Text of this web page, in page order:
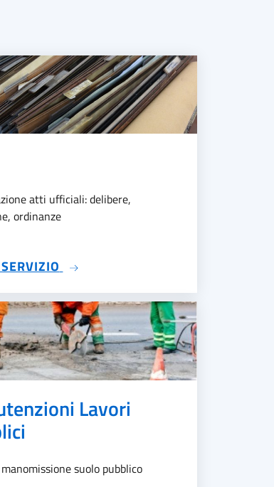
atti ufficiali: delibere,
ordinanze
SU ATTI
Lavori
suolo pubblico